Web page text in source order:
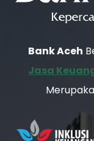
Bank Aceh
Jasa